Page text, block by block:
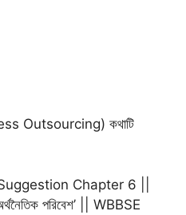
Outsourcing) কথাটি
Chapter 6 ||
পরিবেশ’ || WBBSE